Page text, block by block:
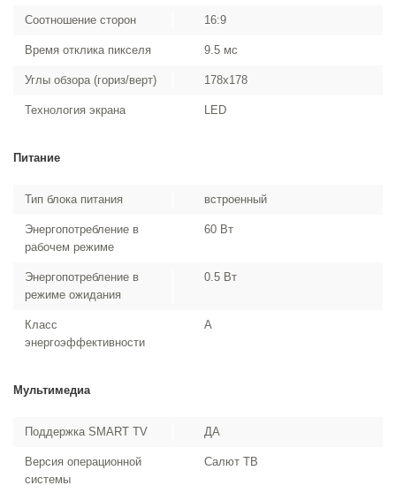
Соотношение сторон 16:9
Время отклика пикселя 9.5 мс
Углы обзора (гориз/верт) 178x178
Технология экрана LED
Питание
Тип блока питания встроенный
Энергопотребление в
рабочем режиме
60 Вт
Энергопотребление в
режиме ожидания
0.5 Вт
Класс
энергоэффективности
A
Мультимедиа
Поддержка SMART TV ДА
Версия операционной
системы
Салют ТВ